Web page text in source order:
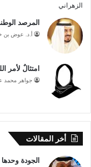
المرصد
أ.د. عوض بن
امتثالٌ لأمر
جواهر محمد
أخر المقالات
الجودة